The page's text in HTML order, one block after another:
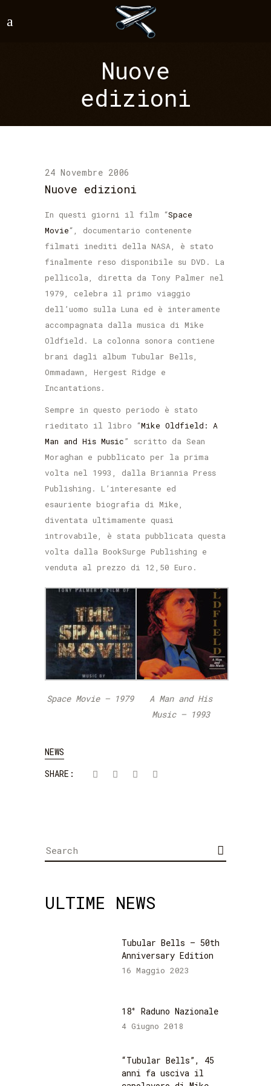
Nuove
edizioni
24 Novembre 2006
Nuove edizioni
In questi giorni il film “Space
Movie“, documentario contenente
filmati inediti della NASA, è stato
finalmente reso disponibile su DVD. La
pellicola, diretta da Tony Palmer nel
1979, celebra il primo viaggio
dell’uomo sulla Luna ed è interamente
accompagnata dalla musica di Mike
Oldfield. La colonna sonora contiene
brani dagli album Tubular Bells,
Ommadawn, Hergest Ridge e
Incantations.
Sempre in questo periodo è stato
rieditato il libro “Mike Oldfield: A
Man and His Music” scritto da Sean
Moraghan e pubblicato per la prima
volta nel 1993, dalla Briannia Press
Publishing. L’interesante ed
esauriente biografia di Mike,
diventata ultimamente quasi
introvabile, è stata pubblicata questa
volta dalla BookSurge Publishing e
venduta al prezzo di 12,50 Euro.
Space Movie – 1979
A Man and His
Music – 1993
NEWS
SHARE:
Search
for:
ULTIME NEWS
Tubular Bells – 50th
Anniversary Edition
16 Maggio 2023
18° Raduno Nazionale
4 Giugno 2018
“Tubular Bells”, 45
anni fa usciva il